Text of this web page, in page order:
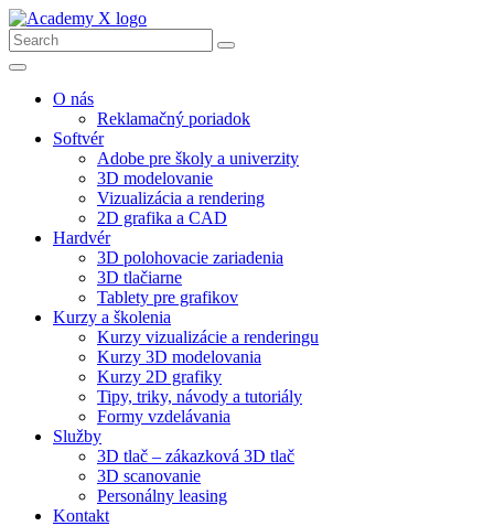
O nás
Reklamačný poriadok
Softvér
Adobe pre školy a univerzity
3D modelovanie
Vizualizácia a rendering
2D grafika a CAD
Hardvér
3D polohovacie zariadenia
3D tlačiarne
Tablety pre grafikov
Kurzy a školenia
Kurzy vizualizácie a renderingu
Kurzy 3D modelovania
Kurzy 2D grafiky
Tipy, triky, návody a tutoriály
Formy vzdelávania
Služby
3D tlač – zákazková 3D tlač
3D scanovanie
Personálny leasing
Kontakt